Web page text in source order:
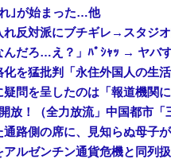
｣が始まった…他
ルゼンチン通貨危機と同列